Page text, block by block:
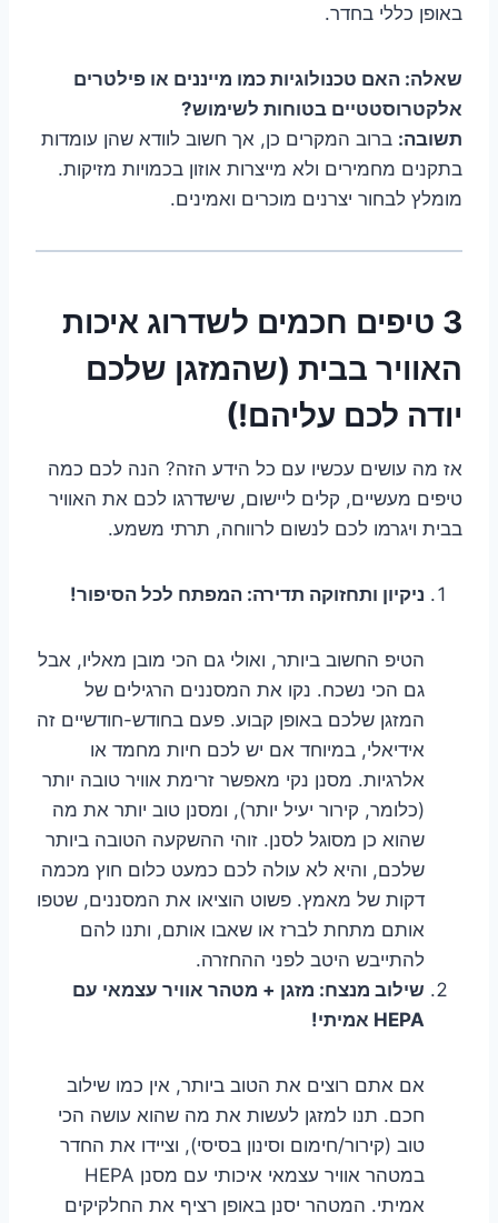
באופן כללי בחדר.
שאלה: האם טכנולוגיות כמו מייננים או פילטרים
אלקטרוסטטיים בטוחות לשימוש?
תשובה: ברוב המקרים כן, אך חשוב לוודא שהן עומדות
בתקנים מחמירים ולא מייצרות אוזון בכמויות מזיקות.
מומלץ לבחור יצרנים מוכרים ואמינים.
3 טיפים חכמים לשדרוג איכות
האוויר בבית (שהמזגן שלכם
יודה לכם עליהם!)
אז מה עושים עכשיו עם כל הידע הזה? הנה לכם כמה
טיפים מעשיים, קלים ליישום, שישדרגו לכם את האוויר
בבית ויגרמו לכם לנשום לרווחה, תרתי משמע.
ניקיון ותחזוקה תדירה: המפתח לכל הסיפור!
הטיפ החשוב ביותר, ואולי גם הכי מובן מאליו, אבל
גם הכי נשכח. נקו את המסננים הרגילים של
המזגן שלכם באופן קבוע. פעם בחודש-חודשיים זה
אידיאלי, במיוחד אם יש לכם חיות מחמד או
אלרגיות. מסנן נקי מאפשר זרימת אוויר טובה יותר
(כלומר, קירור יעיל יותר), ומסנן טוב יותר את מה
שהוא כן מסוגל לסנן. זוהי ההשקעה הטובה ביותר
שלכם, והיא לא עולה לכם כמעט כלום חוץ מכמה
דקות של מאמץ. פשוט הוציאו את המסננים, שטפו
אותם מתחת לברז או שאבו אותם, ותנו להם
להתייבש היטב לפני ההחזרה.
שילוב מנצח: מזגן + מטהר אוויר עצמאי עם
HEPA אמיתי!
אם אתם רוצים את הטוב ביותר, אין כמו שילוב
חכם. תנו למזגן לעשות את מה שהוא עושה הכי
טוב (קירור/חימום וסינון בסיסי), וציידו את החדר
במטהר אוויר עצמאי איכותי עם מסנן HEPA
אמיתי. המטהר יסנן באופן רציף את החלקיקים